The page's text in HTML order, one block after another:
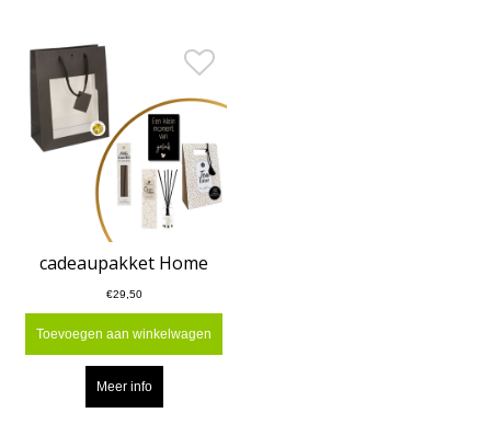
cadeaupakket Home
€29,50
Toevoegen aan winkelwagen
Meer info